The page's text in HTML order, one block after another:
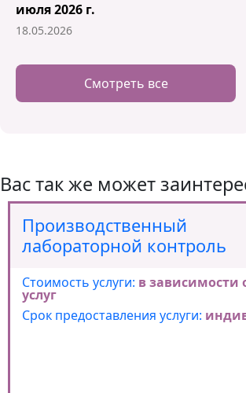
июля 2026 г.
18.05.2026
Смотреть все
Вас так же может
Производственный
лабораторной контроль
Стоимость услуги: в зависимости
услуг
Срок предоставления услуги: